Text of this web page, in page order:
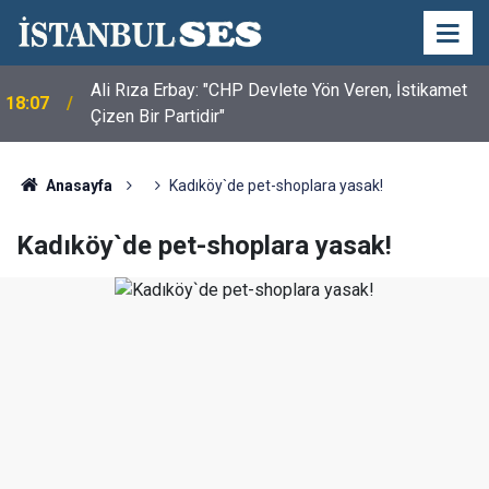
18:07
Ali Rıza Erbay: "CHP Devlete Yön Veren, İstikamet
Çizen Bir Partidir"
Anasayfa Kadıköy`de pet-shoplara yasak!
Kadıköy`de pet-shoplara yasak!